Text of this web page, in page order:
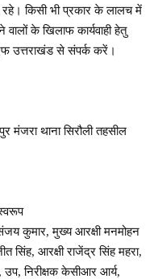
किसी भी प्रकार के लालच में
के खिलाफ कार्यवाही हेतु
उत्तराखंड से संपर्क करें।
मंजरा थाना सिरौली तहसील
कुमार, मुख्य आरक्षी मनमोहन
सिंह, आरक्षी राजेंद्र सिंह महरा,
उप, निरीक्षक केसीआर आर्य,